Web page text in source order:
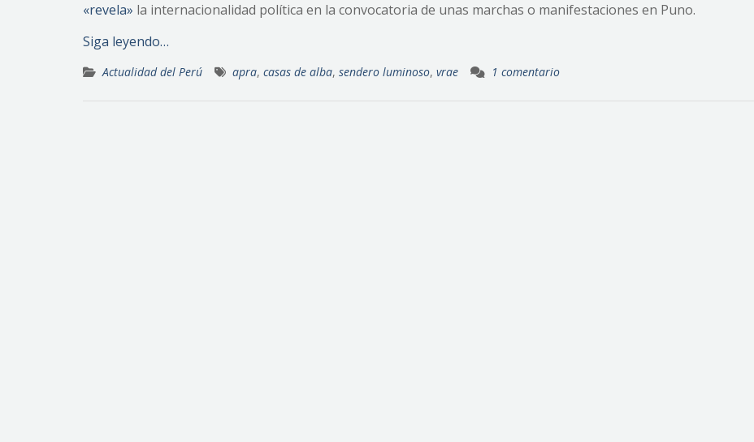
«revela» la internacionalidad política en la convocatoria de unas marchas o manifestaciones en Puno.
Siga leyendo…
Actualidad del Perú apra, casas de alba, sendero luminoso, vrae 1 comentario